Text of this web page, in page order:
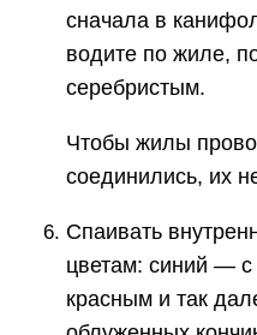
сначала в
водите по жиле,
серебристым.
Чтобы жилы
соединились, их
Спаивать
цветам: синий —
красным и так